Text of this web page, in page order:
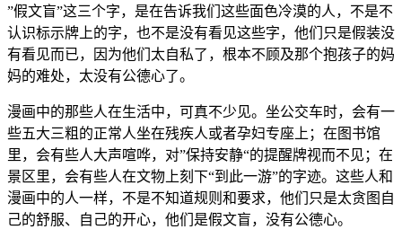
”假文盲”这三个字，是在告诉我们这些面色冷漠的人，不是不
认识标示牌上的字，也不是没有看见这些字，他们只是假装没
有看见而已，因为他们太自私了，根本不顾及那个抱孩子的妈
妈的难处，太没有公德心了。
漫画中的那些人在生活中，可真不少见。坐公交车时，会有一
些五大三粗的正常人坐在残疾人或者孕妇专座上；在图书馆
里，会有些人大声喧哗，对”保持安静“的提醒牌视而不见；在
景区里，会有些人在文物上刻下“到此一游”的字迹。这些人和
漫画中的人一样，不是不知道规则和要求，他们只是太贪图自
己的舒服、自己的开心，他们是假文盲，没有公德心。